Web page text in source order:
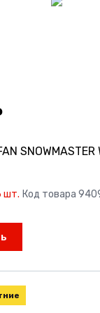
SNOWMASTER
шт. Код товара